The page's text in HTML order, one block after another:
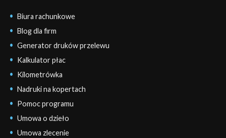
Biura rachunkowe
Blog dla firm
Generator druków przelewu
Kalkulator płac
Kilometrówka
Nadruki na kopertach
Pomoc programu
Umowa o dzieło
Umowa zlecenie